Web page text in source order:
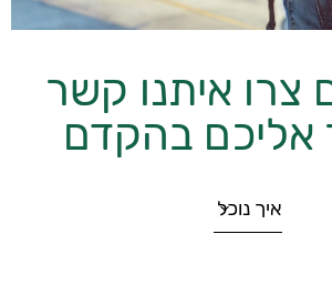
צרו איתנו קשר
אליכם בהקדם